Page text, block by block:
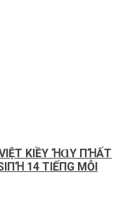
KΙỀΥ ꞪⱭY ПꞪẤТ
14 ТΙẾПG MỖΙ